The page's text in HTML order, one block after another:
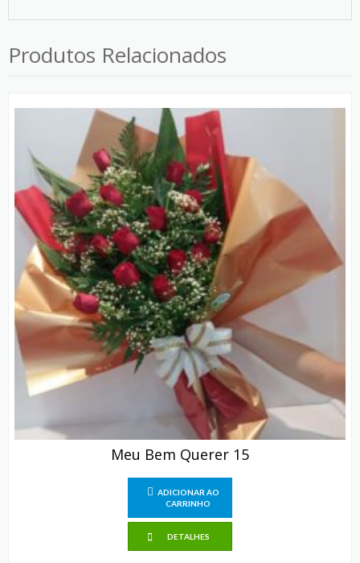
Produtos Relacionados
Meu Bem Querer 15
ADICIONAR AO
CARRINHO
DETALHES